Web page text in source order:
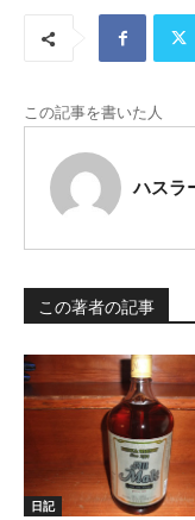
この記事を書いた人
ハスラ
この著者の記事
日記